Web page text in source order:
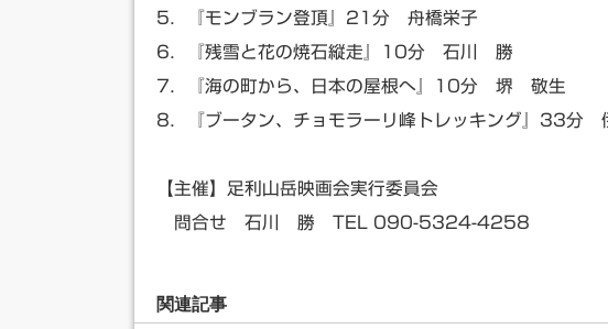
5．『モンブラン登頂』21分 舟橋栄子
6．『残雪と花の焼石縦走』10分 石川 勝
7．『海の町から、日本の屋根へ』10分 堺 敬生
8．『ブータン、チョモラーリ峰トレッキング』33分
【主催】足利山岳映画会実行委員会
問合せ 石川 勝 TEL 090-5324-4258
関連記事